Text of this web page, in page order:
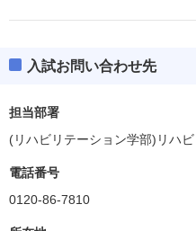
入試お問い合わせ先
担当部署
(リハビリテーション学部)リハ
電話番号
0120-86-7810